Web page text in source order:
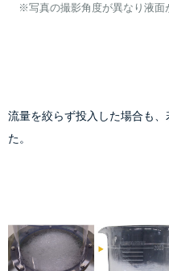
※写真の撮影角度が異なり液面
流量を絞らず投入した場合も
た。